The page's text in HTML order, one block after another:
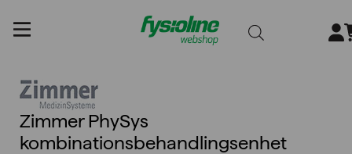
innehållet
Zimmer PhySys
kombinationsbehandlingsenhet